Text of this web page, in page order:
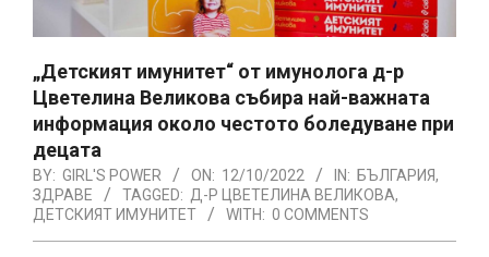
„Детският имунитет“ от имунолога д-р
Цветелина Великова събира най-важната
информация около честото боледуване при
децата
BY: GIRL'S POWER ON: 12/10/2022 IN: БЪЛГАРИЯ,
ЗДРАВЕ
TAGGED: Д-Р ЦВЕТЕЛИНА ВЕЛИКОВА,
ДЕТСКИЯТ ИМУНИТЕТ
WITH: 0 COMMENTS